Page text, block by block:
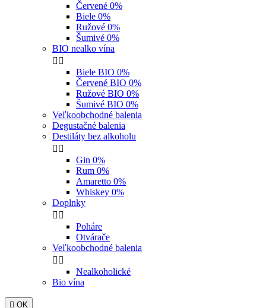
Červené 0%
Biele 0%
Ružové 0%
Šumivé 0%
BIO nealko vína
 
Biele BIO 0%
Červené BIO 0%
Ružové BIO 0%
Šumivé BIO 0%
Veľkoobchodné balenia
Degustačné balenia
Destiláty bez alkoholu
 
Gin 0%
Rum 0%
Amaretto 0%
Whiskey 0%
Doplnky
 
Poháre
Otvárače
Veľkoobchodné balenia
 
Nealkoholické
Bio vína
 OK